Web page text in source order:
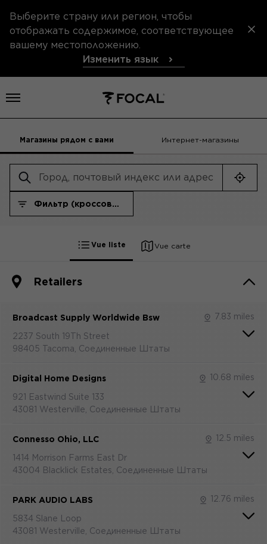
Выберите страну или регион, чтобы
отображать содержимое, соответствующее
вашему местоположению.
Изменить язык
Открыть меню
Магазины рядом с вами Интернет-магазины
Фильтр (кроссовер)
Vue liste Vue carte
Retailers
Broadcast Supply Worldwide Bsw 7.83 miles
2237 South 19Th Street
98405 Tacoma, Соединенные Штаты
Digital Home Designs 10.68 miles
921 Eastwind Suite 133
43081 Westerville, Соединенные Штаты
Connesso Ohio, LLC 12.5 miles
1414 Morrison Farms East Dr
43004 Blacklick Estates, Соединенные Штаты
PARK AUDIO LABS 12.76 miles
5834 Slane Loop
43081 Westerville, Соединенные Штаты